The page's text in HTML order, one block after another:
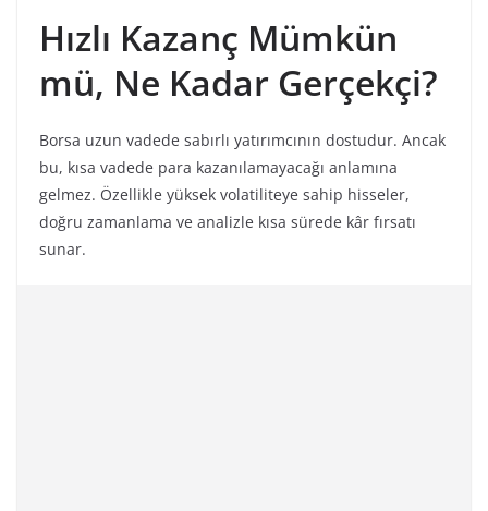
Hızlı Kazanç Mümkün
mü, Ne Kadar Gerçekçi?
Borsa uzun vadede sabırlı yatırımcının dostudur. Ancak
bu, kısa vadede para kazanılamayacağı anlamına
gelmez. Özellikle yüksek volatiliteye sahip hisseler,
doğru zamanlama ve analizle kısa sürede kâr fırsatı
sunar.